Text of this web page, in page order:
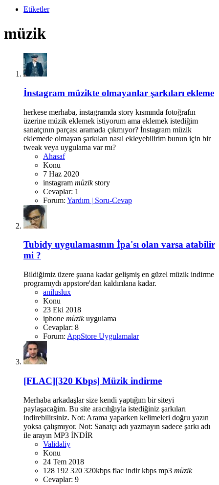
Etiketler
müzik
İnstagram müzikte olmayanlar şarkıları ekleme
herkese merhaba, instagramda story kısmında fotoğrafın
üzerine müzik eklemek istiyorum ama eklemek istediğim
sanatçının parçası aramada çıkmıyor? İnstagram müzik
eklemede olmayan şarkıları nasıl ekleyebilirim bunun için bir
tweak veya uygulama var mı?
Ahasaf
Konu
7 Haz 2020
instagram müzik story
Cevaplar: 1
Forum: Yardım | Soru-Cevap
Tubidy uygulamasının İpa'sı olan varsa atabilir
mi ?
Bildiğimiz üzere şuana kadar gelişmiş en güzel müzik indirme
programıydı appstore'dan kaldırılana kadar.
aniluslux
Konu
23 Eki 2018
iphone müzik uygulama
Cevaplar: 8
Forum: AppStore Uygulamalar
[FLAC][320 Kbps] Müzik indirme
Merhaba arkadaşlar size kendi yaptığım bir siteyi
paylaşacağim. Bu site aracılığıyla istediğiniz şarkıları
indirebilirsiniz. Not: Arama yaparken kelimeleri doğru yazın
yoksa çalışmıyor. Not: Sanatçı adı yazmayın sadece şarkı adı
ile arayın MP3 İNDİR
Validaliy
Konu
24 Tem 2018
128 192 320 320kbps flac indirkbps mp3 müzik
Cevaplar: 9